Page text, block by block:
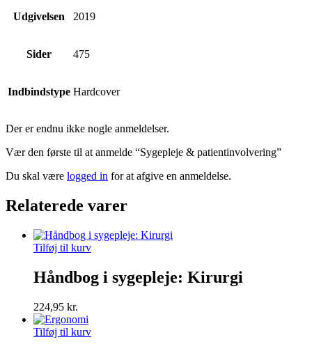
Udgivelsen 2019
Sider 475
Indbindstype Hardcover
Der er endnu ikke nogle anmeldelser.
Vær den første til at anmelde “Sygepleje & patientinvolvering”
Du skal være logged in for at afgive en anmeldelse.
Relaterede varer
Tilføj til kurv
Håndbog i sygepleje: Kirurgi
224,95 kr.
Tilføj til kurv